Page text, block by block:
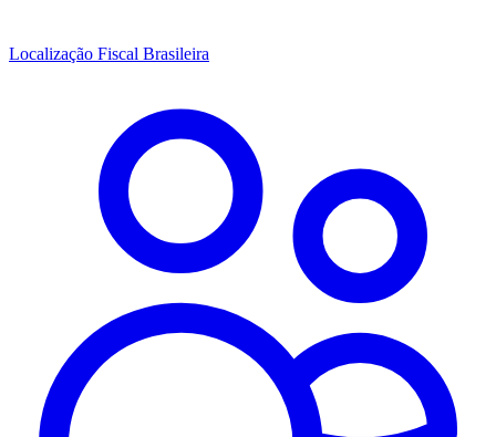
Localização Fiscal Brasileira